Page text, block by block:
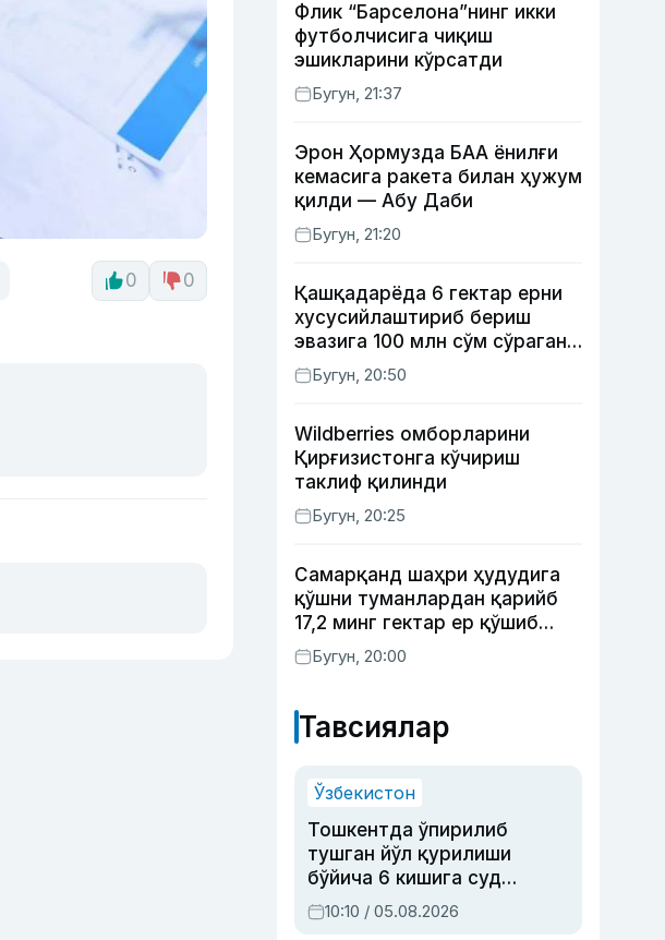
0 0
Флик “Барселона”нинг икки
футболчисига чиқиш
эшикларини кўрсатди
Бугун, 21:37
Эрон Ҳормузда БАА ёнилғи
кемасига ракета билан ҳужум
қилди — Абу Даби
Бугун, 21:20
Қашқадарёда 6 гектар ерни
хусусийлаштириб бериш
эвазига 100 млн сўм сўраган
шахс ушланди
Бугун, 20:50
Wildberries омборларини
Қирғизистонга кўчириш
таклиф қилинди
Бугун, 20:25
Самарқанд шаҳри ҳудудига
қўшни туманлардан қарийб
17,2 минг гектар ер қўшиб
берилади
Бугун, 20:00
Тавсиялар
Ўзбекистон
Тошкентда ўпирилиб
тушган йўл қурилиши
бўйича 6 кишига суд
ҳукми ўқилди
10:10 / 05.08.2026